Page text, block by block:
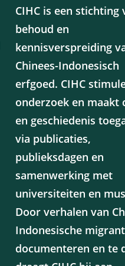
CIHC is een stichting
behoud en
kennisverspreiding
Chinees-Indonesisch
erfgoed. CIHC
onderzoek en maakt
en geschiedenis
via publicaties,
publieksdagen en
samenwerking met
universiteiten en
Door verhalen van
Indonesische
documenteren en te